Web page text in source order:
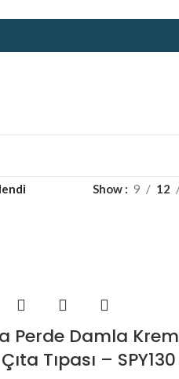
Show 9 12
Perde Damla Krem
Tıpası – SPY130